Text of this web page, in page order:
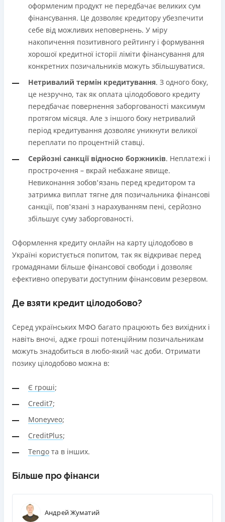
оформленим продукт не передбачає великих сум
фінансування. Це дозволяє кредитору убезпечити
себе від можливих неповернень. У міру
накопичення позитивного рейтингу і формування
хорошої кредитної історії ліміти фінансування для
конкретних позичальників можуть збільшуватися.
Нетривалий термін кредитування. З одного боку,
це незручно, так як оплата цілодобового кредиту
передбачає повернення заборгованості максимум
протягом місяця. Але з іншого боку нетривалий
період кредитування дозволяє уникнути великої
переплати по процентній ставці.
Серйозні санкції відносно боржників. Неплатежі і
прострочення – вкрай небажане явище.
Невиконання зобов'язань перед кредитором та
затримка виплат тягне для позичальника фінансові
санкції, пов'язані з нарахуванням пені, серйозно
збільшує суму заборгованості.
Оформлення кредиту онлайн на карту цілодобово в
Україні користується попитом, так як відкриває перед
громадянами більше фінансової свободи і дозволяє
ефективно оперувати доступним фінансовим резервом.
Де взяти кредит цілодобово?
Серед українських МФО багато працюють без вихідних і
навіть вночі, адже гроші потенційним позичальникам
можуть знадобиться в любо-який час доби. Отримати
позику цілодобово можна в:
Є гроші;
Credit7;
Moneyveo;
CreditPlus;
Tengo та в інших.
Більше про фінанси
Андрей Жуматий